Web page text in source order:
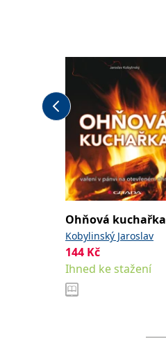
Ohňová kuchařka
Kobylinský Jaroslav
144 Kč
Ihned ke stažení